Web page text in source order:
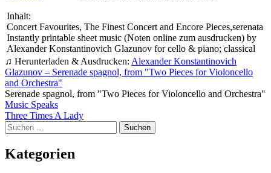
Inhalt:
Concert Favourites, The Finest Concert and Encore Pieces,serenata
Instantly printable sheet music (Noten online zum ausdrucken) by
Alexander Konstantinovich Glazunov for cello & piano; classical
♫ Herunterladen & Ausdrucken: Alexander Konstantinovich
Glazunov – Serenade spagnol, from "Two Pieces for Violoncello
and Orchestra"
Serenade spagnol, from "Two Pieces for Violoncello and Orchestra"
Beitragsnavigation
Music Speaks
Three Times A Lady
Suchen
nach:
Kategorien